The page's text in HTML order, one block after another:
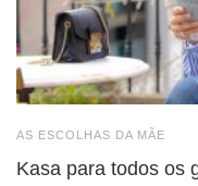
AS ESCOLHAS DA MÃE
Kasa para todos os